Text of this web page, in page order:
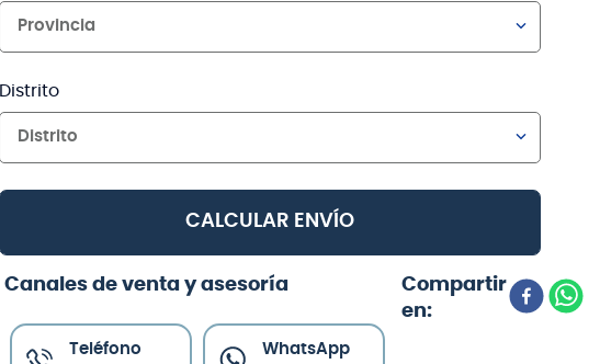
Provincia
Distrito
Distrito
CALCULAR ENVÍO
Canales de venta y asesoría
Teléfono WhatsApp